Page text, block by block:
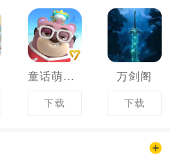
童话萌消团
下载
万剑阁
下载